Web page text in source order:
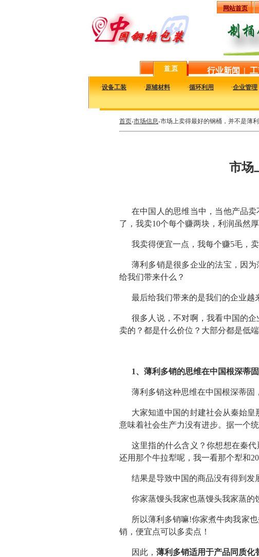
网站首页
首 页 行业新闻 |
·设备工装 ·原辅材料 ·循环利用 ·企业管理
首页-市场信息-市场上卖得最好的钢桶，并不是薄利
市场
在中国人的思维当中，当他产品
了，我卖10个每个赚两块，利润虽然
我卖得便宜一点，我每个赚5毛，
薄利多销是很多企业的法宝，因
给我们带来什么？
最后给我们带来的是我们的企业越
很多人说，不对啊，我看中国的
卖的？都是什么价位？大部分都是低
1、薄利多销的思维在中国根深蒂固
薄利多销这种思维在中国根深蒂固
大家知道中国的封建社会从秦始皇
意味着社会生产力没有进步。据一个
这里指的什么含义？你想想在秦
还用那个牛拉犁呢，我一看那个犁和
结果是导致中国的商品没有得到发
你家蒸馒头我家也蒸馒头我家蒸
所以薄利多销嘛!你家煮牛肉我家
销，便宜点可以多卖点！
因此， 薄利多销适用于产品同质化